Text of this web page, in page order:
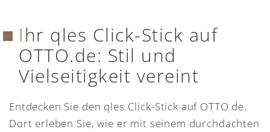
Ihr qles Click-Stick auf
OTTO.de: Stil und
Vielseitigkeit vereint
Entdecken Sie den qles Click-Stick auf OTTO.de.
Dort erleben Sie, wie er mit seinem durchdachten